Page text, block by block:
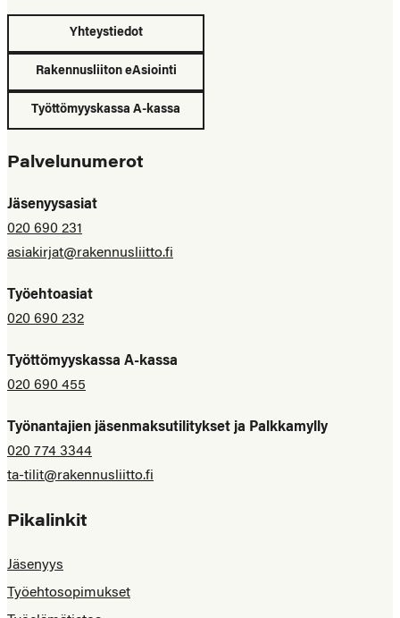
Yhteystiedot
Rakennusliiton eAsiointi
Työttömyyskassa A-kassa
Palvelunumerot
Jäsenyysasiat
020 690 231
asiakirjat@rakennusliitto.fi
Työehtoasiat
020 690 232
Työttömyyskassa A-kassa
020 690 455
Työnantajien jäsenmaksutilitykset ja Palkkamylly
020 774 3344
ta-tilit@rakennusliitto.fi
Pikalinkit
Jäsenyys
Työehtosopimukset